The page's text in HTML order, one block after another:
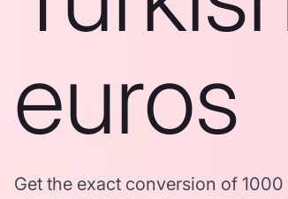
euros
Get the exact conversion of